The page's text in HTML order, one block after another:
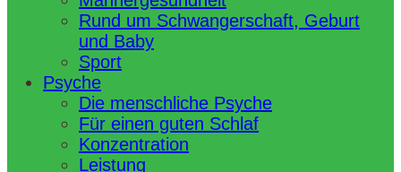
Rund um Schwangerschaft, Geburt
und Baby
Sport
Psyche
Die menschliche Psyche
Für einen guten Schlaf
Konzentration
Leistung